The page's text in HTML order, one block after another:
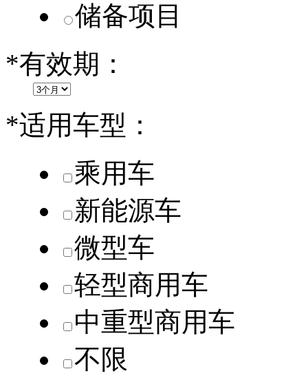
储备项目
*有效期：
*适用车型：
乘用车
新能源车
微型车
轻型商用车
中重型商用车
不限